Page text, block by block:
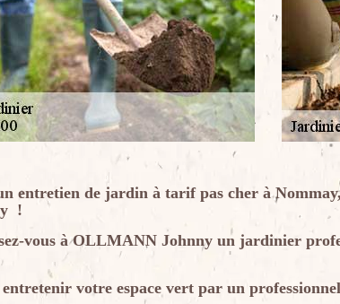
entretien de jardin à tarif pas cher à
!
vous à OLLMANN Johnny un jardinier
entretenir votre espace vert par un